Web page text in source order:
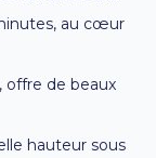
au cœur
offre de beaux
hauteur sous